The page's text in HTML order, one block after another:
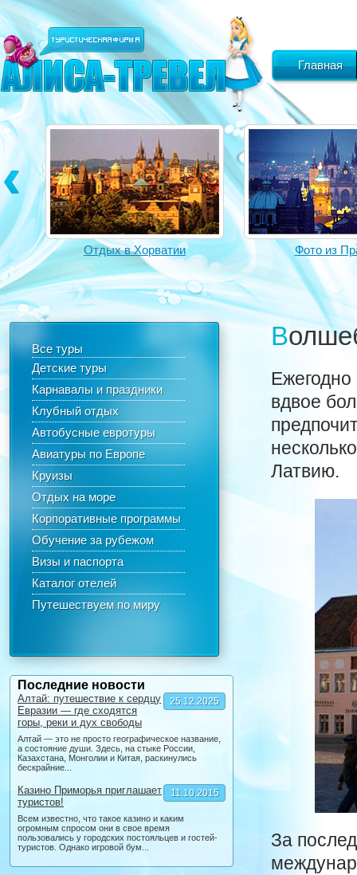
Главная
Фото из Праги Фото из
Все туры
Детские туры
Карнавалы и праздники
Клубный отдых
Автобусные евротуры
Авиатуры по Европе
Круизы
Отдых на море
Корпоративные программы
Обучение за рубежом
Визы и паспорта
Каталог отелей
Путешествуем по миру
Последние новости
25.12.2025
Алтай: путешествие к сердцу
Евразии — где сходятся
горы, реки и дух свободы
Алтай — это не просто географическое название,
а состояние души. Здесь, на стыке России,
Казахстана, Монголии и Китая, раскинулись
бескрайние...
11.10.2015
Казино Приморья приглашает
туристов!
Всем известно, что такое казино и каким
огромным спросом они в свое время
пользовались у городских постояльцев и гостей-
туристов. Однако игровой бум...
вдвое
Латвию.
За